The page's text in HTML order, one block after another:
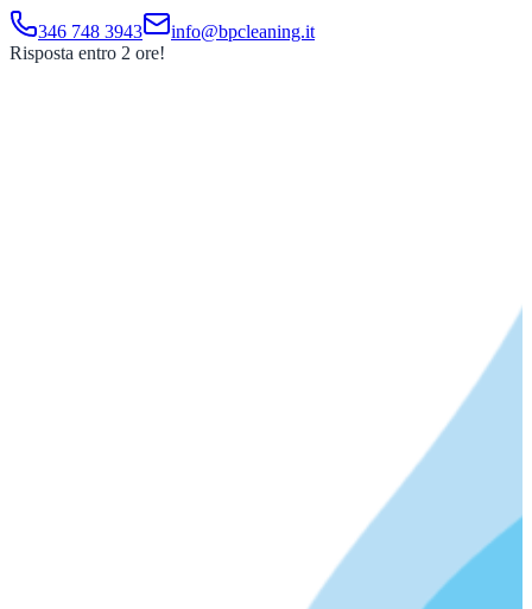
346 748 3943
info@bpcleaning.it
Risposta entro 2 ore!